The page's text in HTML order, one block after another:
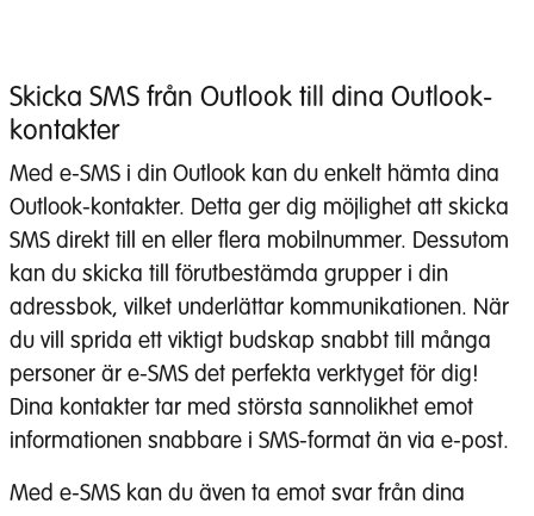
Skicka SMS från Outlook till dina Outlook-
kontakter
Med e-SMS i din Outlook kan du enkelt hämta dina
Outlook-kontakter. Detta ger dig möjlighet att skicka
SMS direkt till en eller flera mobilnummer. Dessutom
kan du skicka till förutbestämda grupper i din
adressbok, vilket underlättar kommunikationen. När
du vill sprida ett viktigt budskap snabbt till många
personer är e-SMS det perfekta verktyget för dig!
Dina kontakter tar med största sannolikhet emot
informationen snabbare i SMS-format än via e-post.
Med e-SMS kan du även ta emot svar från dina